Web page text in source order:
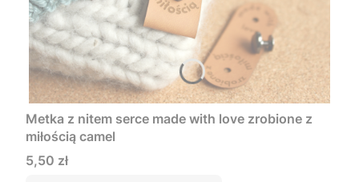
Metka z nitem serce made with love zrobione z
miłością camel
Cena
5,50 zł